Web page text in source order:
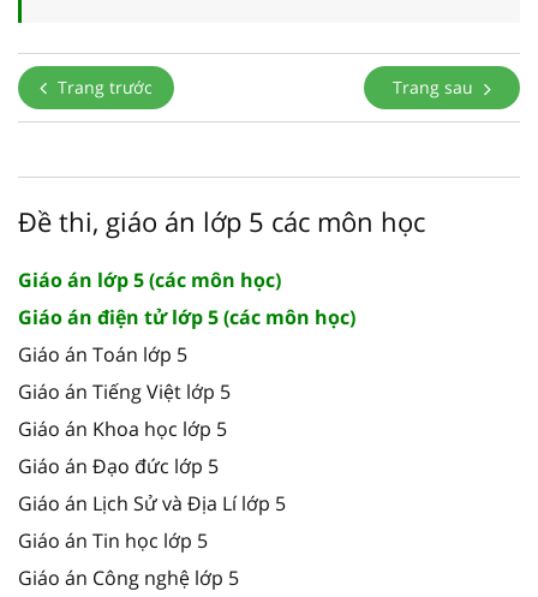
Trang trước Trang sau
Đề thi, giáo án lớp 5 các môn học
Giáo án lớp 5 (các môn học)
Giáo án điện tử lớp 5 (các môn học)
Giáo án Toán lớp 5
Giáo án Tiếng Việt lớp 5
Giáo án Khoa học lớp 5
Giáo án Đạo đức lớp 5
Giáo án Lịch Sử và Địa Lí lớp 5
Giáo án Tin học lớp 5
Giáo án Công nghệ lớp 5